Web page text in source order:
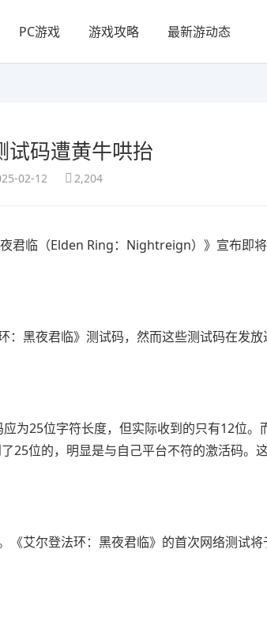
PC游戏 游戏攻略 最新游动态
试码遭黄牛哄抬
02-12 2,204
君临 （Elden Ring：Nightreign）》宣布即
黑夜君临》测试码，然而这些测试码在发放
为25位字符长度，但实际收到的只有12位。
25位的，明显是与自己平台不符的激活码。
艾尔登法环：黑夜君临》的首次网络测试将